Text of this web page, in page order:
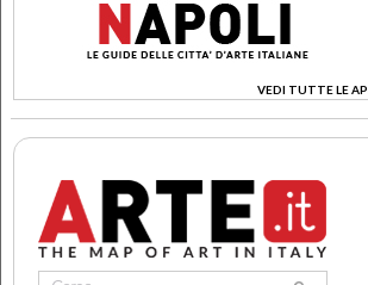
VEDI TUTTE LE
>